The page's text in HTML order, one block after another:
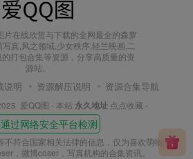
片在线欣赏与下载的全网最全的森萝
真,风之领域,少女秩序,轻兰映画,二
打包合集等资源，分享高质量的资
源站。
说明 资源解压说明 资源合集导航
爱QQ图 - 本站 永久地址 点点收藏 -
不符合国家相关法律的信息，仅为喜欢萌物的小
，微博coser，写真机构的合集资讯。